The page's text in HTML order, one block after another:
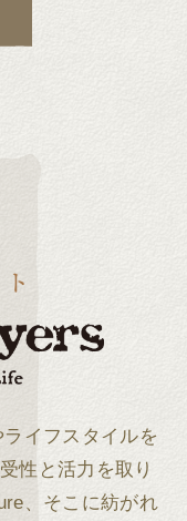
ライフスタイルを
性と活力を取り
、そこに紡がれ